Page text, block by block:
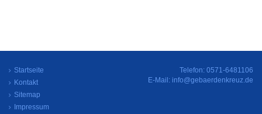
Startseite
Kontakt
Sitemap
Impressum
Telefon: 0571-6481106
E-Mail: info@gebaerdenkreuz.de